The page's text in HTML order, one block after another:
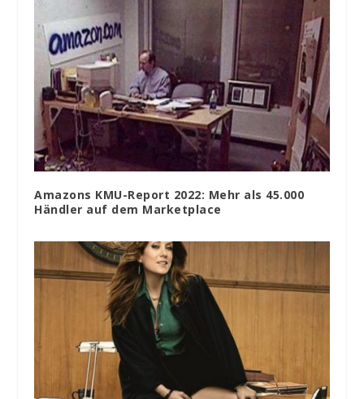
Amazons KMU-Report 2022: Mehr als 45.000
Händler auf dem Marketplace